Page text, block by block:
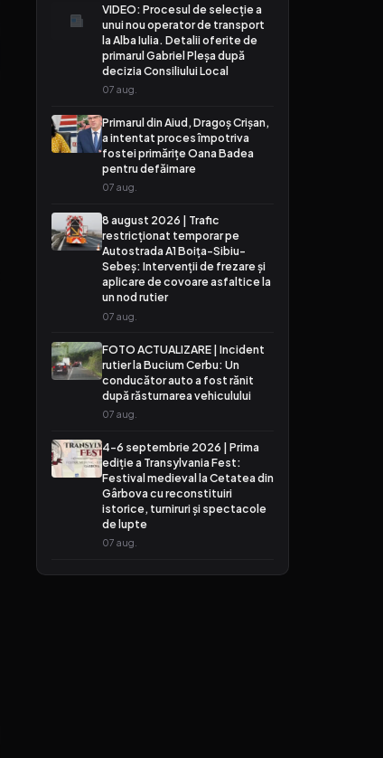
VIDEO: Procesul de selecție a
unui nou operator de transport
la Alba Iulia. Detalii oferite de
primarul Gabriel Pleșa după
decizia Consiliului Local
07 aug.
Primarul din Aiud, Dragoș Crișan,
a intentat proces împotriva
fostei primărițe Oana Badea
pentru defăimare
07 aug.
8 august 2026 | Trafic
restricționat temporar pe
Autostrada A1 Boița-Sibiu-
Sebeș: Intervenții de frezare și
aplicare de covoare asfaltice la
un nod rutier
07 aug.
FOTO ACTUALIZARE | Incident
rutier la Bucium Cerbu: Un
conducător auto a fost rănit
după răsturnarea vehiculului
07 aug.
4-6 septembrie 2026 | Prima
ediție a Transylvania Fest:
Festival medieval la Cetatea din
Gârbova cu reconstituiri
istorice, turniruri și spectacole
de lupte
07 aug.